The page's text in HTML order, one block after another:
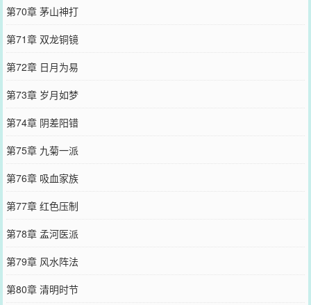
第70章 茅山神打
第71章 双龙铜镜
第72章 日月为易
第73章 岁月如梦
第74章 阴差阳错
第75章 九菊一派
第76章 吸血家族
第77章 红色压制
第78章 孟河医派
第79章 风水阵法
第80章 清明时节